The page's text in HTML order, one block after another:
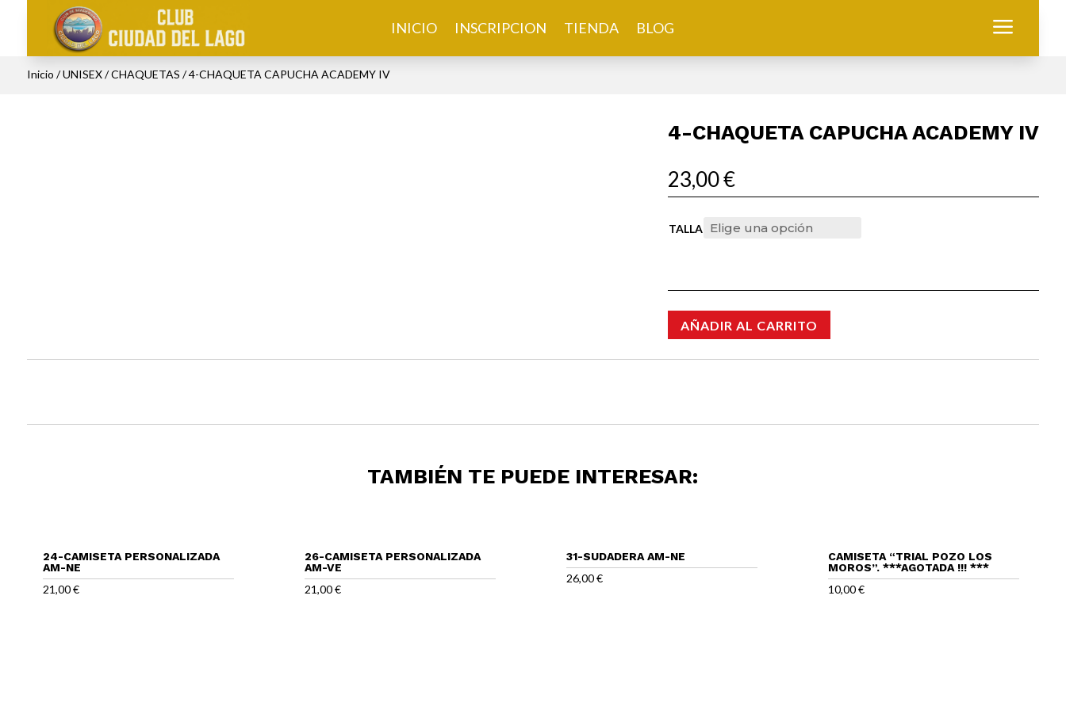
INICIO INSCRIPCION TIENDA BLOG a
Inicio /UNISEX/CHAQUETAS / 4-CHAQUETA CAPUCHA ACADEMY IV
4-CHAQUETA CAPUCHA ACADEMY IV
23,00€
TALLA
AÑADIR AL CARRITO
TAMBIÉN TE PUEDE INTERESAR:
24-CAMISETA PERSONALIZADA
AM-NE
21,00€
26-CAMISETA PERSONALIZADA
AM-VE
21,00€
31-SUDADERA AM-NE
26,00€
CAMISETA “TRIAL POZO LOS
MOROS”. ***AGOTADA !!! ***
10,00€